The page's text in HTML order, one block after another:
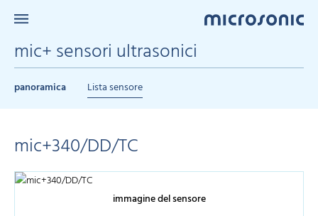
mic+ sensori ultrasonici
panoramica Lista sensore
mic+340/DD/TC
immagine del sensore